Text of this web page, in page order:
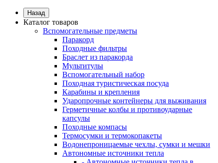
Назад
Каталог товаров
Вспомогательные предметы
Паракорд
Походные фильтры
Браслет из паракорда
Мультитулы
Вспомогательный набор
Походная туристическая посуда
Карабины и крепления
Ударопрочные контейнеры для выживания
Герметичные колбы и противоударные
капсулы
Походные компасы
Термосумки и термокопакеты
Водонепроницаемые чехлы, сумки и мешки
Автономные источники тепла